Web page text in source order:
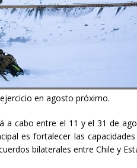
en agosto próximo.
a cabo entre el 11 y el 31 de
es fortalecer las
bilaterales entre Chile y